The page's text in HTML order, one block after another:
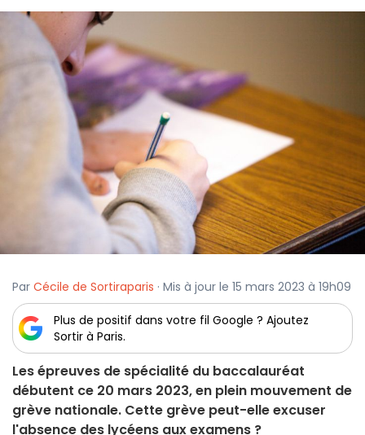
Par Cécile de Sortiraparis · Mis à jour le 15 mars 2023 à 19h09
Plus de positif dans votre fil Google ? Ajoutez
Sortir à Paris.
Les épreuves de spécialité du baccalauréat
débutent ce 20 mars 2023, en plein mouvement de
grève nationale. Cette grève peut-elle excuser
l'absence des lycéens aux examens ?